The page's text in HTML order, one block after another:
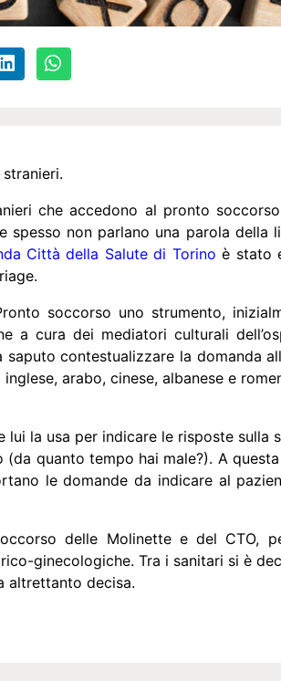
che accedono al pronto
non parlano una parola della
Città della Salute di Torino è stato
soccorso uno strumento,
cura dei mediatori culturali
contestualizzare la domanda
arabo, cinese, albanese e
la usa per indicare le risposte sulla
quanto tempo hai male?). A
le domande da indicare al
delle Molinette e del CTO,
ginecologiche. Tra i sanitari si è
altrettanto decisa.